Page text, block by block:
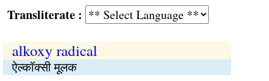
:
alkoxy radical
ऐल्कॉक्सी मूलक